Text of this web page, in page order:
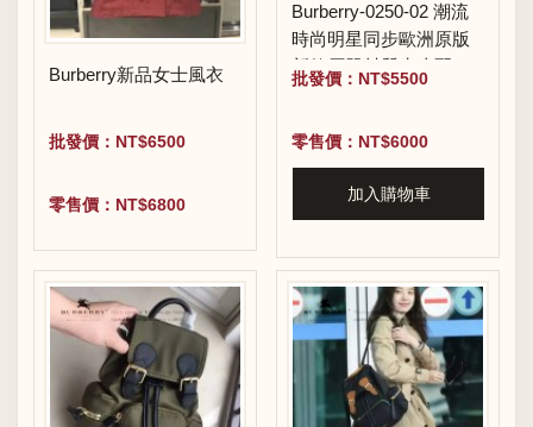
Burberry新品女士風衣
批發價：NT$6500
零售價：NT$6800
Burberry-0250-02 潮流
時尚明星同步歐洲原版
新款原單材質牛皮配防
水紡布小號雙肩包
批發價：NT$5500
零售價：NT$6000
加入購物車